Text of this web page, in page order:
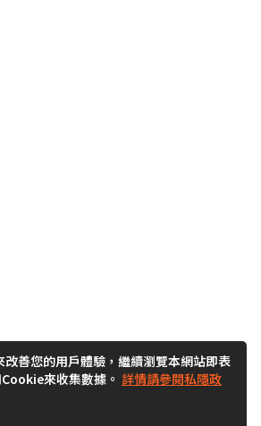
善您的用戶體驗，繼續瀏覽本網站即表
來收集數據。 詳情請參閱私隱政